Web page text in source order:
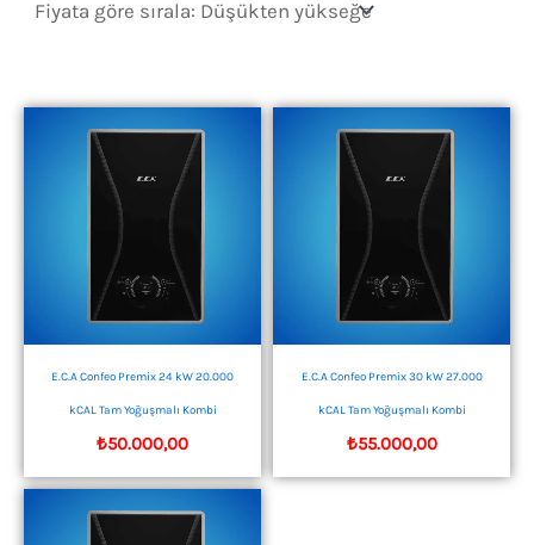
düşükten
E.C.A Confeo Premix 24 kW 20.000
kCAL Tam Yoğuşmalı Kombi
₺50.000,00
E.C.A Confeo Premix 30 kW 27.000
kCAL Tam Yoğuşmalı Kombi
₺55.000,00